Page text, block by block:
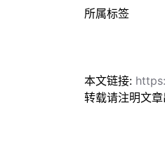
所属标签
本文链接:
转载请注明文